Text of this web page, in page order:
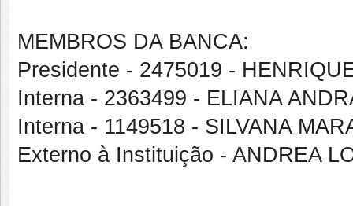
MEMBROS DA BANCA:
Presidente - 2475019 -
Interna - 2363499 - ELIANA
Interna - 1149518 - SILVANA
Externo à Instituição - ANDREA